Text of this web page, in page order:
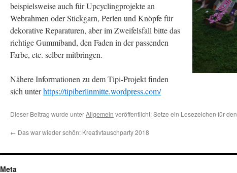
beispielsweise auch für Upcyclingprojekte an
Webrahmen oder Stickgarn, Perlen und Knöpfe für
dekorative Reparaturen, aber im Zweifelsfall bitte das
richtige Gummiband, den Faden in der passenden
Farbe, etc. selber mitbringen.
Nähere Informationen zu dem Tipi-Projekt finden
sich unterhttps://tipiberlinmitte.wordpress.com/
Dieser Beitrag wurde unterAllgemein veröffentlicht. Setze ein Lesezeichen für den
← Das war wieder schön: Kreativtauschparty 2018
Meta